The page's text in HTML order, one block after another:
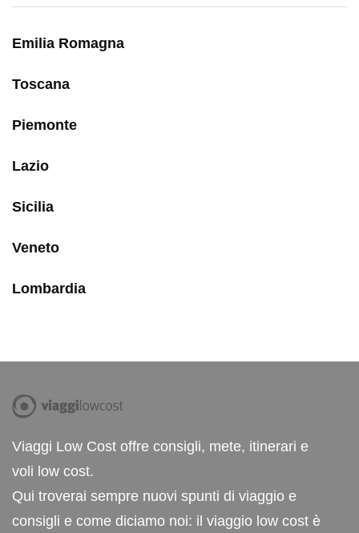
Emilia Romagna
Toscana
Piemonte
Lazio
Sicilia
Veneto
Lombardia
Viaggi Low Cost offre consigli, mete, itinerari e
voli low cost.
Qui troverai sempre nuovi spunti di viaggio e
consigli e come diciamo noi: il viaggio low cost è